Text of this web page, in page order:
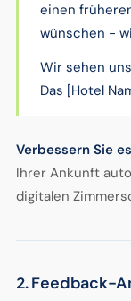
einen
wünschen -
Wir sehen
Das [Hotel
Verbessern Sie
Ihrer Ankunft
digitalen
2. Feedback-